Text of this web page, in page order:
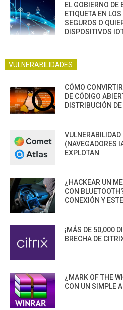
EL GOBIERNO DE
ETIQUETA EN
SEGUROS O
DISPOSITIVOS
VULNERABILIDADES
CÓMO
DE CÓDIGO
DISTRIBUCIÓN
VULNERABILIDAD
(NAVEGADORES
EXPLOTAN
¿HACKEAR UN
CON
CONEXIÓN Y
¡MÁS DE 50,000
BRECHA DE
¿MARK OF THE
CON UN SIMPLE